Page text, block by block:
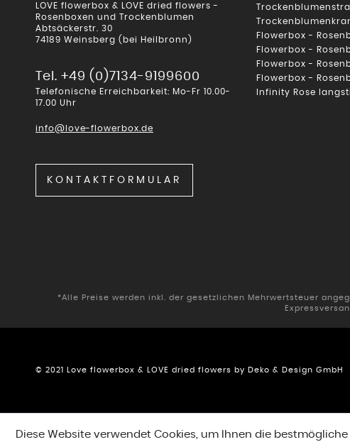
LOVE flowerbox & LOVE dried flowers -
Rosenboxen und Trockenblumen
Abtsäckerstr. 30
74189 Weinsberg (bei Heilbronn)
Tel. +49 (0)7134-9199600
Telefonische Erreichbarkeit: Mo-Fr 10.00-
17.00 Uhr
info@love-flowerbox.de
KONTAKTFORMULAR
Flowerbox -
Flowerbox -
Flowerbox -
Flowerbox -
Infinity Rose
*Alle Preise werden inkl. der gesetzlichen Mehrwertsteuer
© 2021 Love flowerbox & LOVE dried flowers by Deko & Design GmbH
Diese Website verwendet Cookies, um Ihnen die